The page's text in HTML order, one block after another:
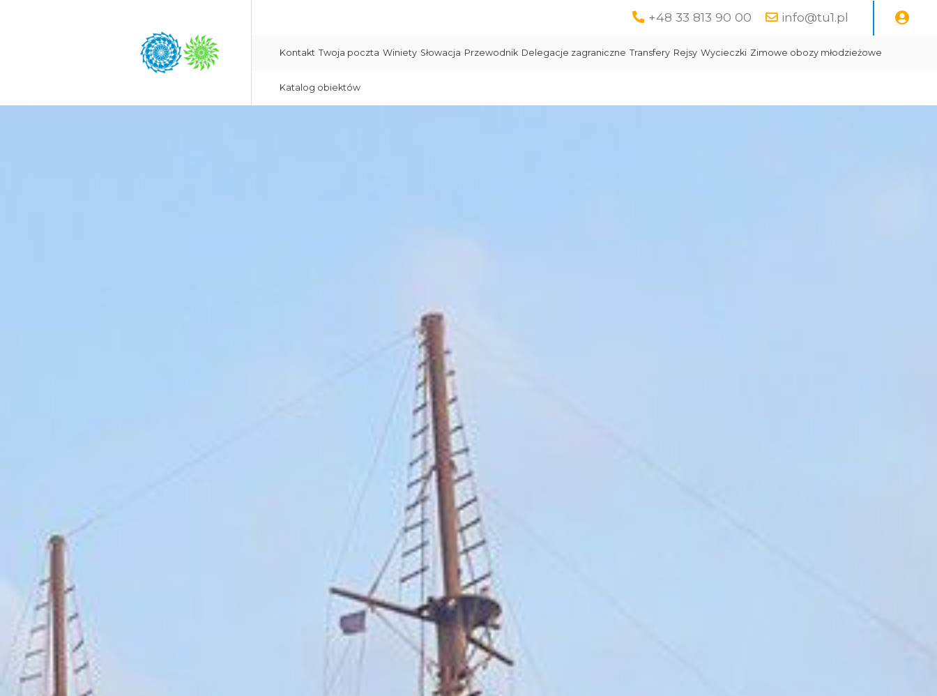
+48 33 813 90 00 info@tu1.pl
Kontakt Twoja poczta Winiety Słowacja Przewodnik Delegacje zagraniczne Transfery Rejsy Wycieczki Zimowe obozy młodzieżowe
Katalog obiektów